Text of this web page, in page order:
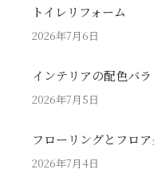
トイレリフォーム
2026年7月6日
インテリアの配色バ
2026年7月5日
フローリングとフロ
2026年7月4日